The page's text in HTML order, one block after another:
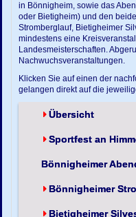
in Bönnigheim, sowie das
oder Bietigheim) und den
Stromberglauf, Bietigheimer
mindestens eine
Landesmeisterschaften.
Nachwuchsveranstaltungen.
Klicken Sie auf einen der
gelangen direkt auf die
Übersicht
Sportfest an
Bönnigheimer
Bönnigheimer
Bietigheimer